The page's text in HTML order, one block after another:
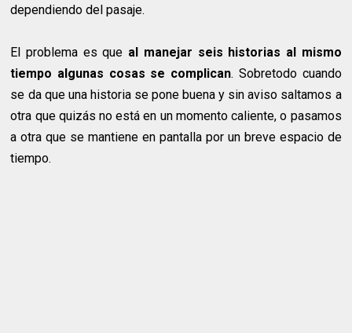
dependiendo del pasaje.
El problema es que al manejar seis historias al mismo
tiempo algunas cosas se complican. Sobretodo cuando
se da que una historia se pone buena y sin aviso saltamos a
otra que quizás no está en un momento caliente, o pasamos
a otra que se mantiene en pantalla por un breve espacio de
tiempo.